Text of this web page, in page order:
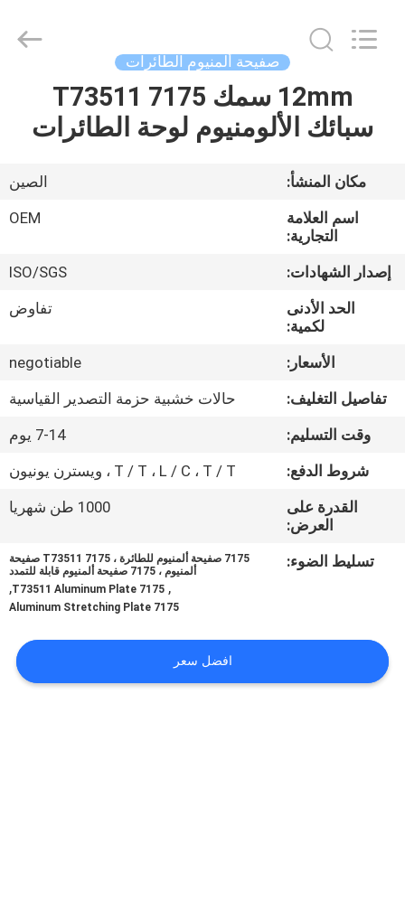
الصفحة
الرئيسية
منتجات
معلومات
عنا
المعمل
اتصل
اقتباس
الموقع
Management
Services
صفيحة ألمنيوم الطائرات
12mm سمك 7175 T73511
سبائك الألومنيوم لوحة الطائرات
مكان المنشأ:
الصين
اسم العلامة
التجارية:
OEM
إصدار الشهادات:
ISO/SGS
الحد الأدنى
لكمية:
تفاوض
الأسعار:
negotiable
تفاصيل التغليف:
حالات خشبية حزمة التصدير القياسية
وقت التسليم:
7-14 يوم
شروط الدفع:
T / T ، L / C ، T / T ، ويسترن يونيون
القدرة على
العرض:
1000 طن شهريا
تسليط الضوء:
7175 صفيحة ألمنيوم للطائرة ، 7175 T73511 صفيحة
ألمنيوم ، 7175 صفيحة ألمنيوم قابلة للتمدد
,
7175 T73511 Aluminum Plate
,
7175 Aluminum Stretching Plate
افضل سعر